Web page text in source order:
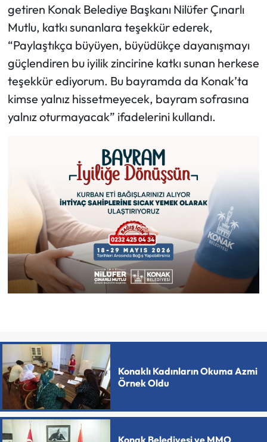
getiren Konak Belediye Başkanı Nilüfer Çınarlı
Mutlu, katkı sunanlara teşekkür ederek,
“Paylaştıkça büyüyen, büyüdükçe dayanışmayı
güçlendiren bu iyilik zincirine katkı sunan herkese
teşekkür ediyorum. Bu bayramda da Konak’ta
kimse yalnız hissetmeyecek, bayram sofrasına
yalnız oturmayacak” ifadelerini kullandı.
Konaklı Kadınların Okuma Azmi
Örnek Oldu
Konak Belediyesi ve MMO